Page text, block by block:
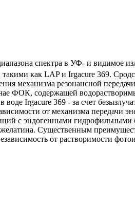
спектра в УФ- и видимое
как LAP и Irgacure 369.
механизма резонансной
ФОК, содержащей
Irgacure 369 - за счет
от механизма передачи
с эндогенными
Существенным
от растворимости